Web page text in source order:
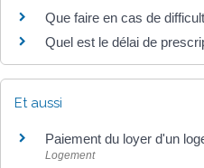
Que faire en cas de
Quel est le délai de
Et aussi
Paiement du loyer d'un
Logement